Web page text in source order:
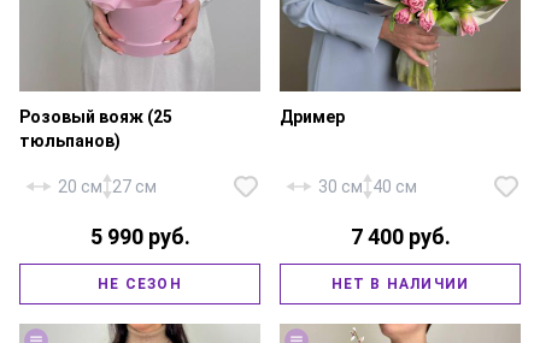
Тюльпан розовый — 25 шт.,
шляпная коробка 16х18 см.,
Розовый вояж (25
тюльпанов)
20 см 27 см
5 990 руб.
НЕ СЕЗОН
шт., Гениста розовая,
фирменная упаковка, атласная
Дример
30 см 40 см
7 400 руб.
НЕТ В НАЛИЧИИ